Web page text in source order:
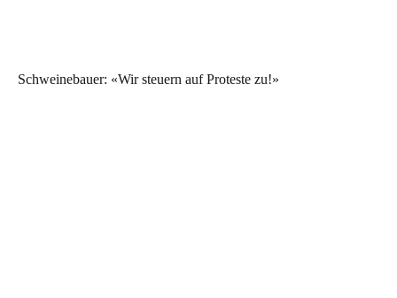
Schweinebauer: «Wir steuern auf Proteste zu!»